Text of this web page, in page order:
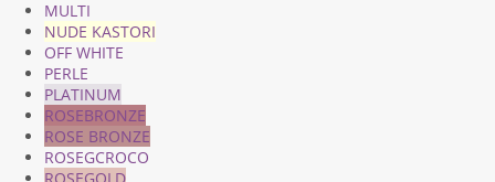
MULTI
NUDE KASTORI
OFF WHITE
PERLE
PLATINUM
ROSEBRONZE
ROSE BRONZE
ROSEGCROCO